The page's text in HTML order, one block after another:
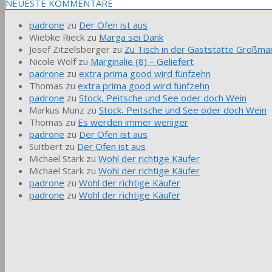
NEUESTE KOMMENTARE
padrone zu Der Ofen ist aus
Wiebke Rieck zu Marga sei Dank
Josef Zitzelsberger zu Zu Tisch in der Gaststätte
Nicole Wolfzu Marginalie (8) – Geliefert
padrone zu extra prima good wird fünfzehn
Thomas zu extra prima good wird fünfzehn
padrone zu Stock, Peitsche und See oder doch Wein
Markus Munz zu Stock, Peitsche und See oder doch Wein
Thomas zu Es werden immer weniger
padrone zu Der Ofen ist aus
Suitbert zu Der Ofen ist aus
Michael Stark zu Wohl der richtige Käufer
Michael Stark zu Wohl der richtige Käufer
padrone zu Wohl der richtige Käufer
padrone zu Wohl der richtige Käufer